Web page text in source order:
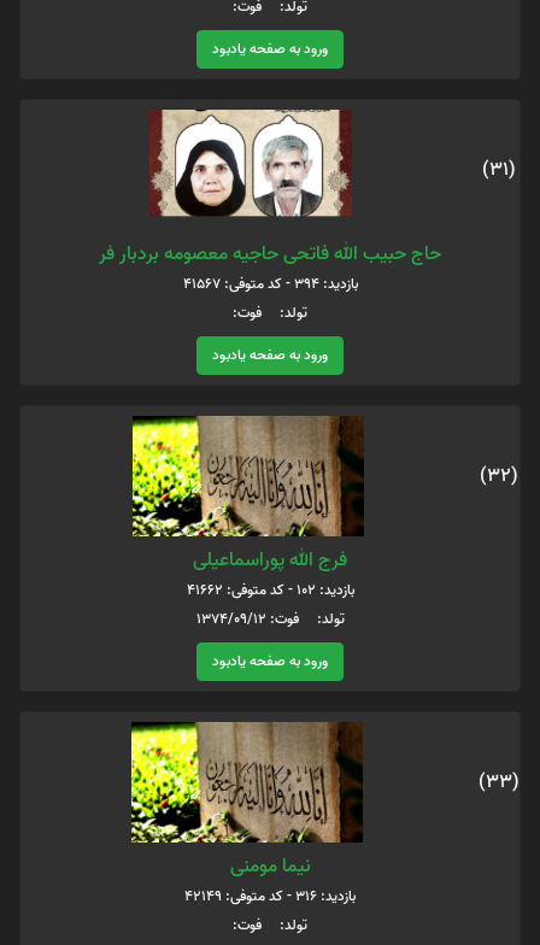
تولد: فوت:
ورود به صفحه یادبود
(31)
حاج حبیب الله فاتحی حاجیه معصومه بردبار فر
بازدید: 394 - کد متوفی: 41567
تولد: فوت:
ورود به صفحه یادبود
(32)
فرج الله پوراسماعیلی
بازدید: 102 - کد متوفی: 41662
تولد: فوت: 1374/09/12
ورود به صفحه یادبود
(33)
نیما مومنی
بازدید: 316 - کد متوفی: 42149
تولد: فوت: